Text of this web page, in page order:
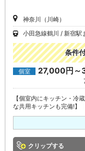
神奈川（川崎）
小田急線鶴川
新宿駅
条件
個室 27,000円～
【個室内にキッチン・冷
な共用キッチンも完備!】
クリップ